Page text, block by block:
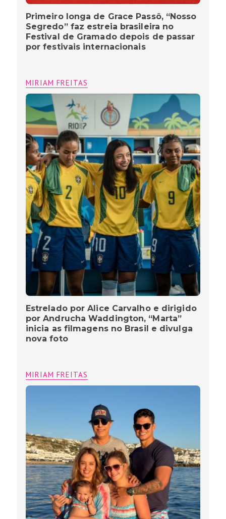
Primeiro longa de Grace Passô, “Nosso
Segredo” faz estreia brasileira no
Festival de Gramado depois de passar
por festivais internacionais
MIRIAM FREITAS
Estrelado por Alice Carvalho e dirigido
por Andrucha Waddington, “Marta”
inicia as filmagens no Brasil e divulga
nova foto
MIRIAM FREITAS